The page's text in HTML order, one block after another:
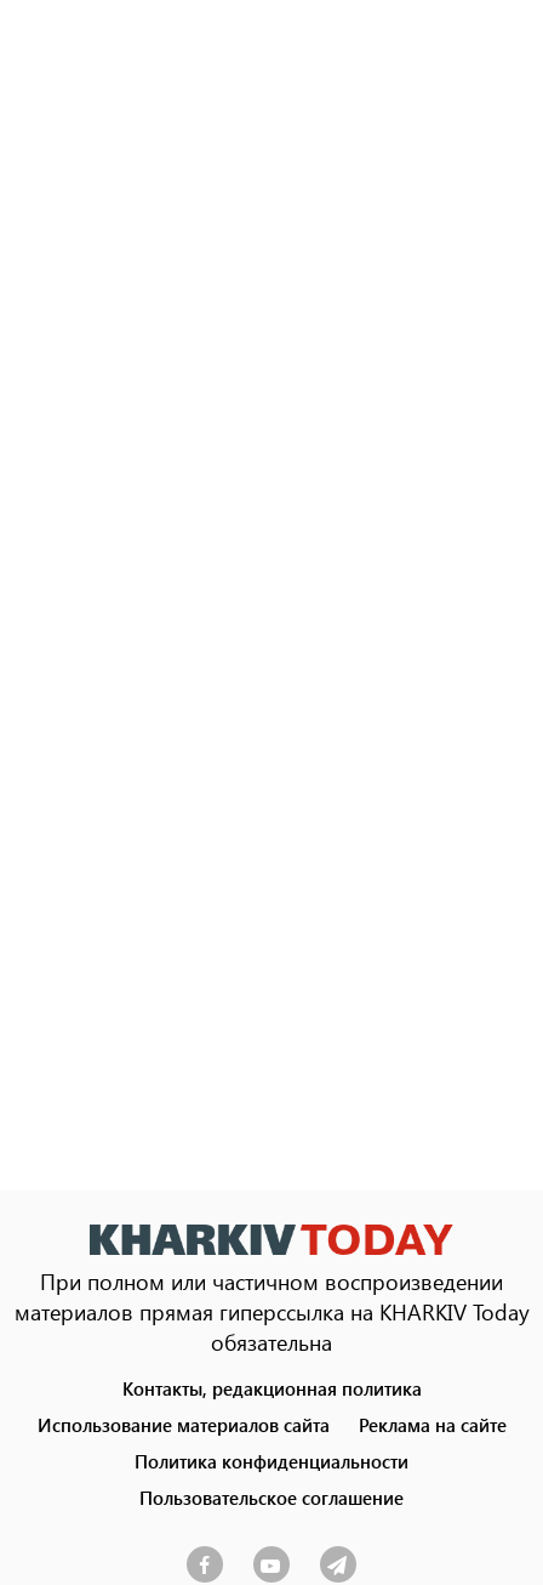
При полном или частичном воспроизведении
материалов прямая гиперссылка на KHARKIV Today
обязательна
menu
Контакты, редакционная политика
Использование материалов сайта
Реклама на сайте
Политика конфиденциальности
Пользовательское соглашение